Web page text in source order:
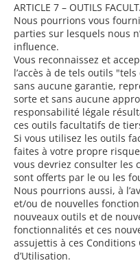
ARTICLE 7 – OUTILS
Nous pourrions vous
parties sur lesquels nous
influence.
Vous reconnaissez et
l’accès à de tels outils
sans aucune garantie,
sorte et sans aucune
responsabilité légale
ces outils facultatifs de
Si vous utilisez les outils
faites à votre propre
vous devriez consulter les
sont offerts par le ou les
Nous pourrions aussi, à
et/ou de nouvelles
nouveaux outils et de
fonctionnalités et ces
assujettis à ces Conditions
d’Utilisation.